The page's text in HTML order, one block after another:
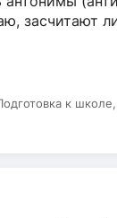
засчитают
к